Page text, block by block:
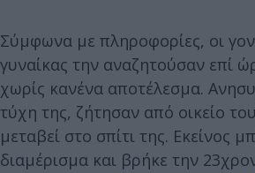
Σύμφωνα με πληροφορίες, οι
γυναίκας την αναζητούσαν επί
χωρίς κανένα αποτέλεσμα.
τύχη της, ζήτησαν από οικείο
μεταβεί στο σπίτι της. Εκείνος
διαμέρισμα και βρήκε την